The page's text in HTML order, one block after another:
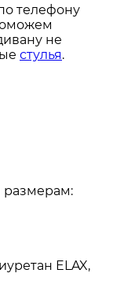
телефону
не
стулья.
размерам:
ELAX,